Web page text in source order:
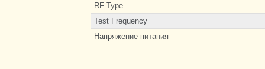
RF Type
Test Frequency
Напряжение питания